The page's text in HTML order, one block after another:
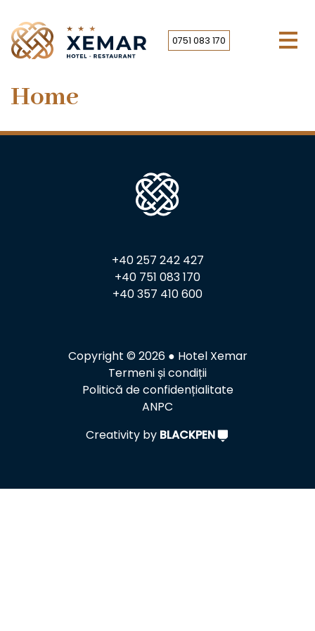
content
0751 083 170
Home
+40 257 242 427
+40 751 083 170
+40 357 410 600
Copyright © 2026 ● Hotel Xemar
Termeni și condiții
Politică de confidențialitate
ANPC
Creativity by BLACKPEN